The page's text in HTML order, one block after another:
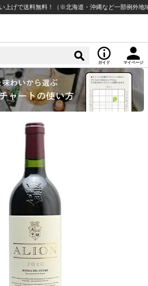
料無料！（※北海道・沖縄など一部例外地域あり
ガイド マイページ